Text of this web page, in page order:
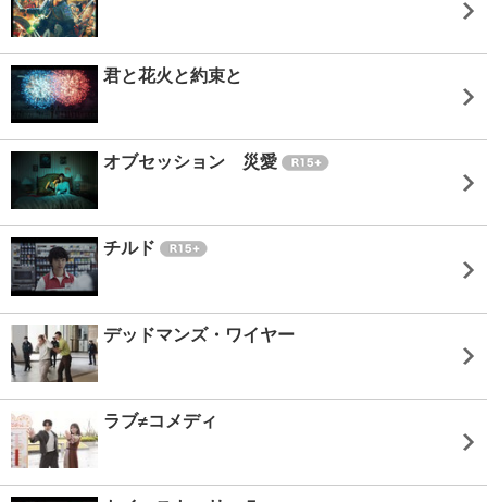
君と花火と約束と
オブセッション 災愛
チルド
デッドマンズ・ワイヤー
ラブ≠コメディ